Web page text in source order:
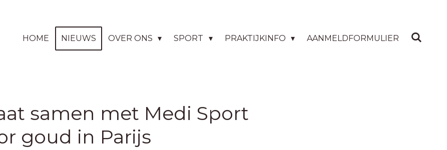
HOME NIEUWS OVER ONS SPORT PRAKTIJKINFO AANMELDFORMULIER
samen met Medi Sport
goud in Parijs